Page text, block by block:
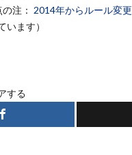
注： 2014年からルール変更
います）
する